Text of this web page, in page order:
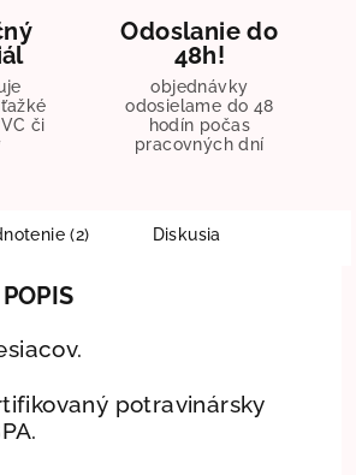
či
Odoslanie do
48h!
objednávky
odosielame do 48
hodín počas
pracovných dní
(2) Diskusia
potravinársky